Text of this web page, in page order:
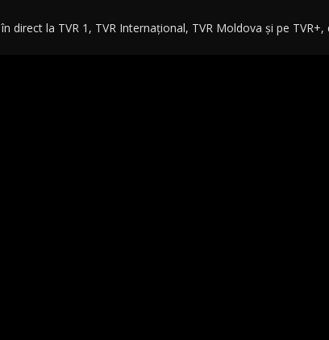
la TVR 1, TVR Internaţional, TVR Moldova şi pe TVR+,